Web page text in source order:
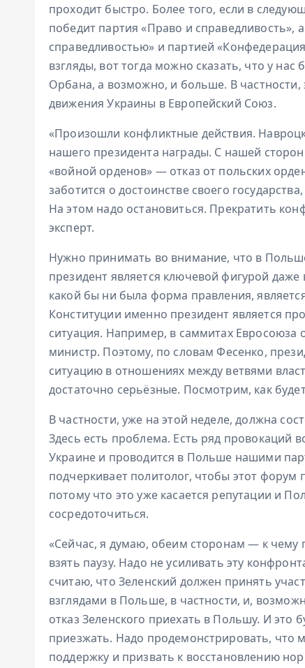
проходит быстро. Более того, если в
победит партия «Право и справедливость»,
справедливостью» и партией
взгляды, вот тогда можно сказать, что у
Орбана, а возможно, и больше. В частности,
движения Украины в Европейский Союз.
«Произошли конфликтные действия.
нашего президента награды. С нашей
«войной орденов» — отказ от польских
заботится о достоинстве своего
На этом надо остановиться. Прекратить
эксперт.
Нужно принимать во внимание, что в
президент является ключевой фигурой
какой бы ни была форма правления,
Конституции именно президент является
ситуация. Например, в саммитах Евросоюза
министр. Поэтому, по словам Фесенко,
ситуацию в отношениях между ветвями
достаточно серьёзные. Посмотрим, как
В частности, уже на этой неделе, должна
Здесь есть проблема. Есть ряд провокаций
Украине и проводится в Польше нашими
подчеркивает политолог, чтобы этот
потому что это уже касается репутации и
сосредоточиться.
«Сейчас, я думаю, обеим сторонам — к
взять паузу. Надо не усиливать эту
считаю, что Зеленский должен принять
взглядами в Польше, в частности, и,
отказ Зеленского приехать в Польшу. И это
приезжать. Надо продемонстрировать, что
поддержку и призвать к восстановлению